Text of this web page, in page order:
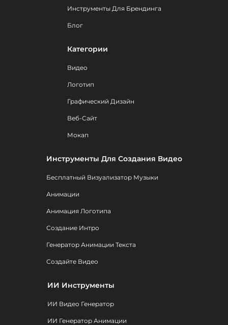
Инструменты Для Брендинга
Блог
Категории
Видео
Логотип
Графический Дизайн
Веб-Сайт
Мокап
Инструменты Для Создания Видео
Бесплатный Визуализатор Музыки
Анимации
Анимация Логотипа
Создание Интро
Генератор Анимации Текста
Создайте Видео
ИИ Инструменты
ИИ Видео Генератор
ИИ Генератор Анимации